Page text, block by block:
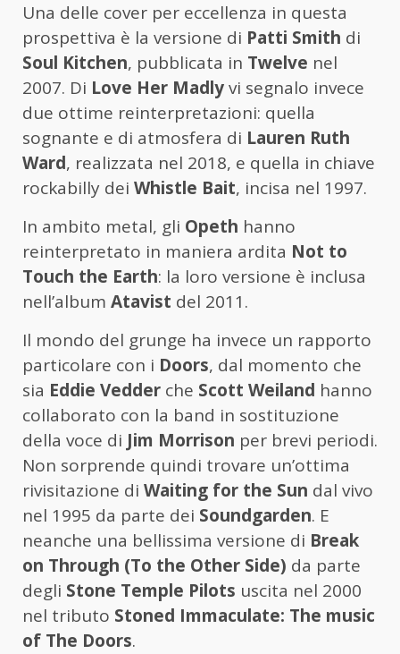
Una delle cover per eccellenza in questa
prospettiva è la versione di Patti Smith di
Soul Kitchen, pubblicata in Twelve nel
2007. Di Love Her Madlyvi segnalo invece
due ottime reinterpretazioni: quella
sognante e di atmosfera di Lauren Ruth
Ward, realizzata nel 2018, e quella in chiave
rockabilly dei Whistle Bait, incisa nel 1997.
In ambito metal, gli Opeth hanno
reinterpretato in maniera ardita Not to
Touch the Earth: la loro versione è inclusa
nell’album Atavist del 2011.
Il mondo del grunge ha invece un rapporto
particolare con i Doors, dal momento che
sia Eddie Vedder che Scott Weiland hanno
collaborato con la band in sostituzione
della voce di Jim Morrison per brevi periodi.
Non sorprende quindi trovare un’ottima
rivisitazione di Waiting for the Sun dal vivo
nel 1995 da parte dei Soundgarden. E
neanche una bellissima versione di Break
on Through (To the Other Side) da parte
degli Stone Temple Pilots uscita nel 2000
nel tributo Stoned Immaculate: The music
of The Doors.